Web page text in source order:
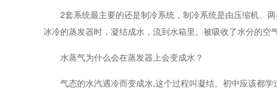
2套系统最主要的还是制冷系统，制冷系统是由压缩机、两
冰冷的蒸发器时，凝结成水，流到水箱里。被吸收了水分的空
水蒸气为什么会在蒸发器上会变成水？
气态的水汽遇冷而变成水,这个过程叫凝结。初中应该都学